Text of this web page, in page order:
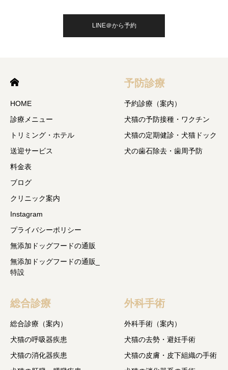
LINE＠から予約
HOME
診療メニュー
トリミング・ホテル
送迎サービス
料金表
ブログ
クリニック案内
Instagram
プライバシーポリシー
無添加ドッグフードの通販
無添加ドッグフードの通販_
特設
予防診療
予約診療（案内）
犬猫の予防接種・ワクチン
犬猫の定期健診・犬猫ドック
犬の歯石除去・歯周予防
総合診療
総合診療（案内）
犬猫の呼吸器疾患
犬猫の消化器疾患
外科手術
外科手術（案内）
犬猫の去勢・避妊手術
犬猫の皮膚・皮下組織の手術